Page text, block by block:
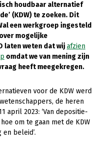
houdbaar alternatief
(KDW) te zoeken. Dit
een werkgroep ingesteld
mogelijke
laten weten dat wijafzien
omdat we van mening zijn
heeft meegekregen.
voor de KDW werd
de heren
april 2023: ‘Van depositie-
om te gaan met de KDW
beleid’.